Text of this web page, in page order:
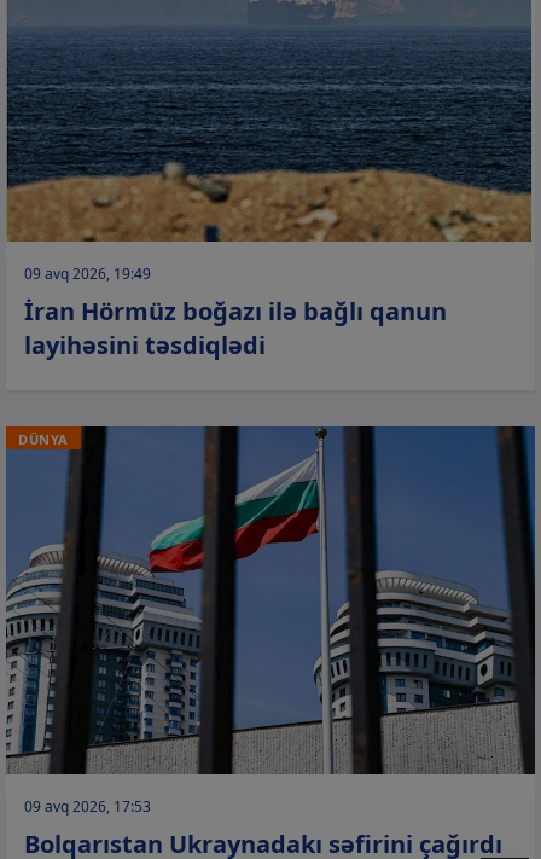
09 avq 2026, 19:49
İran Hörmüz boğazı ilə bağlı qanun
layihəsini təsdiqlədi
DÜNYA
09 avq 2026, 17:53
Bolqarıstan Ukraynadakı səfirini çağırdı